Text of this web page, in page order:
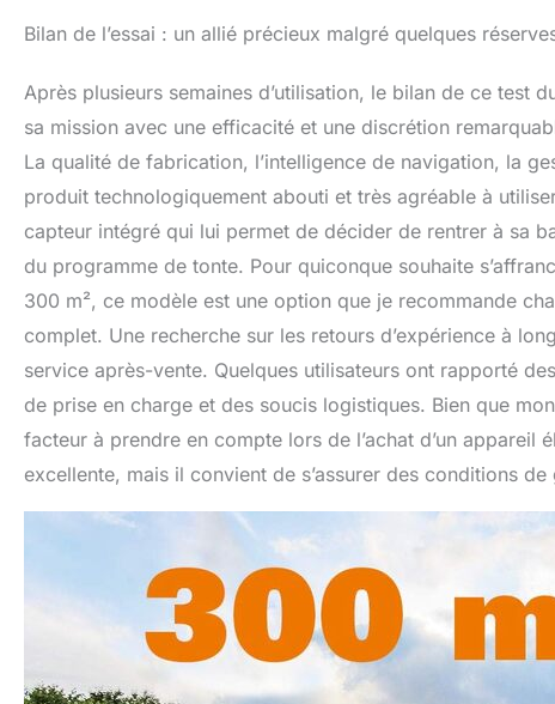
Bilan de l’essai : un allié précieux malgré quelques
Après plusieurs semaines d’utilisation, le bilan de ce test
sa mission avec une efficacité et une discrétion
La qualité de fabrication, l’intelligence de navigation, la
produit technologiquement abouti et très agréable à
capteur intégré qui lui permet de décider de rentrer à sa
du programme de tonte. Pour quiconque souhaite
300 m², ce modèle est une option que je recommande
complet. Une recherche sur les retours d’expérience à
service après-vente. Quelques utilisateurs ont rapporté
de prise en charge et des soucis logistiques. Bien que
facteur à prendre en compte lors de l’achat d’un appareil
excellente, mais il convient de s’assurer des conditions